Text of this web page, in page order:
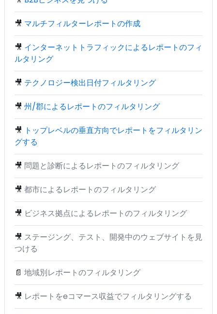
🎥 マルチフィルターレポートの作成
🎥 インターネットトラフィックによるレポートのフィ
ルタリング
🎥 テクノロジー検出日付フィルタリング
🎥 州/郡によるレポートのフィルタリング
🎥 トップレベルの垂直方向でレポートをフィルタリン
グする
🎥 問題と診断によるレポートのフィルタリング
🎥 都市によるレポートのフィルタリング
🎥 ビジネス拠点によるレポートのフィルタリング
🎥 ステージング、テスト、開発中のウェブサイトを見
つける
📄 地域別レポートのフィルタリング
🎥 レポートをeコマース収益でフィルタリングする